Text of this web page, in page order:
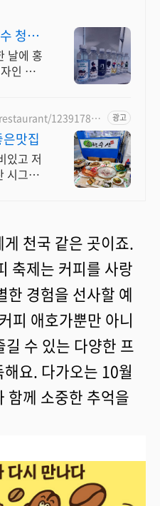
청춘
날에 홍
인 해
123917829
광고
맛집
있고 저
시그니
천국 같은 곳이죠.
축제는 커피를 사랑
한 경험을 선사할 예
피 애호가뿐만 아니
수 있는 다양한 프
요. 다가오는 10월
함께 소중한 추억을